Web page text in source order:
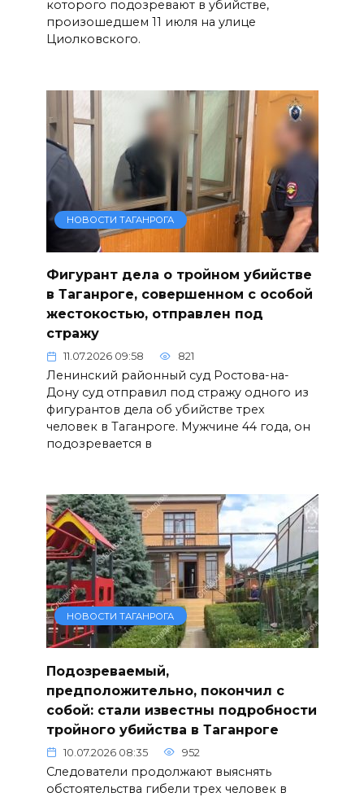
которого подозревают в убийстве,
произошедшем 11 июля на улице
Циолковского.
НОВОСТИ ТАГАНРОГА
Фигурант дела о тройном убийстве
в Таганроге, совершенном с особой
жестокостью, отправлен под
стражу
11.07.2026 09:58 821
Ленинский районный суд Ростова-на-
Дону суд отправил под стражу одного из
фигурантов дела об убийстве трех
человек в Таганроге. Мужчине 44 года, он
подозревается в
НОВОСТИ ТАГАНРОГА
Подозреваемый,
предположительно, покончил с
собой: стали известны подробности
тройного убийства в Таганроге
10.07.2026 08:35 952
Следователи продолжают выяснять
обстоятельства гибели трех человек в